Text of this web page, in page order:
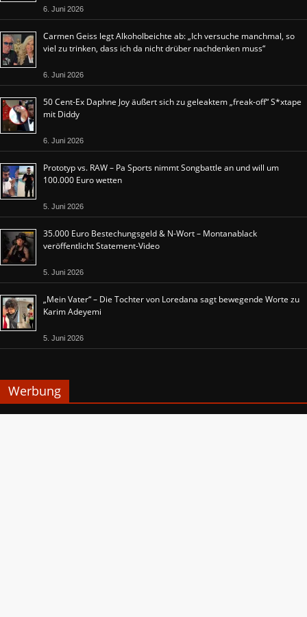
6. Juni 2026
Carmen Geiss legt Alkoholbeichte ab: „Ich versuche manchmal, so
viel zu trinken, dass ich da nicht drüber nachdenken muss“
6. Juni 2026
50 Cent-Ex Daphne Joy äußert sich zu geleaktem „freak-off“ S*xtape
mit Diddy
6. Juni 2026
Prototyp vs. RAW – Pa Sports nimmt Songbattle an und will um
100.000 Euro wetten
5. Juni 2026
35.000 Euro Bestechungsgeld & N-Wort – Montanablack
veröffentlicht Statement-Video
5. Juni 2026
„Mein Vater“ – Die Tochter von Loredana sagt bewegende Worte zu
Karim Adeyemi
5. Juni 2026
Werbung